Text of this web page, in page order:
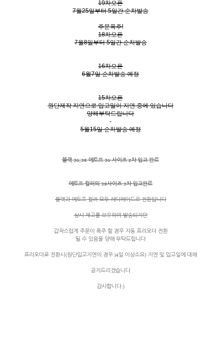
19차오픈
7월25일부터 5일간 순차발송
주문폭주!
18차오픈
7월8일부터 5일간 순차발송
16차오픈
6월7일 순차발송 예정
15차오픈
원단제작 지연으로 입고일이 지연 중에 있습니다
양해부탁드립니다
5월15일 순차발송 예정
블랙 36,38 에토프 36 사이즈 2차 입고 완료
에토프 컬러의 38사이즈 3차 입고완료
블랙과 에토프 컬러 모두 레디메이드로 전환됩니다
상시 재고를 보유하며 발송되지만
갑작스럽게 주문이 폭주 할 경우 자동 프리오더 전환
될 수 있음을 양해 부탁드립니다
프리오더로 전환시(원단입고지연의 경우 14일 이상소요) 지연 및 입고일에 대해
공지드리겠습니다
감사합니다:)